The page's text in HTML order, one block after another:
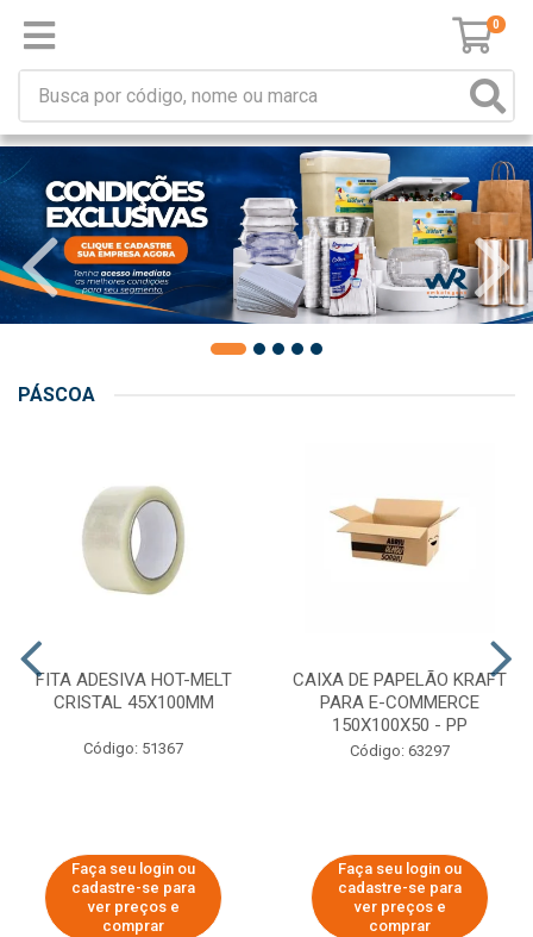
0
PÁSCOA
FITA ADESIVA HOT-MELT
CRISTAL 45X100MM
Código: 51367
Faça seu login ou
cadastre-se para
ver preços e
comprar
CAIXA DE PAPELÃO KRAFT
PARA E-COMMERCE
150X100X50 - PP
Código: 63297
Faça seu login ou
cadastre-se para
ver preços e
comprar